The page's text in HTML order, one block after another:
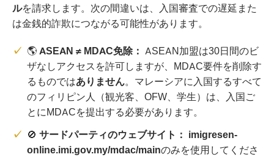
ルを請求します。次の間違いは、入国審査での遅延また
は金銭的詐欺につながる可能性があります。
🌎ASEAN ≠ MDAC免除： ASEAN加盟は30日間のビ
ザなしアクセスを許可しますが、MDAC要件を削除す
るものではありません。マレーシアに入国するすべて
のフィリピン人（観光客、OFW、学生）は、入国ご
とにMDACを提出する必要があります。
🚫 サードパーティのウェブサイト： imigresen-
online.imi.gov.my/mdac/mainのみを使用してくださ